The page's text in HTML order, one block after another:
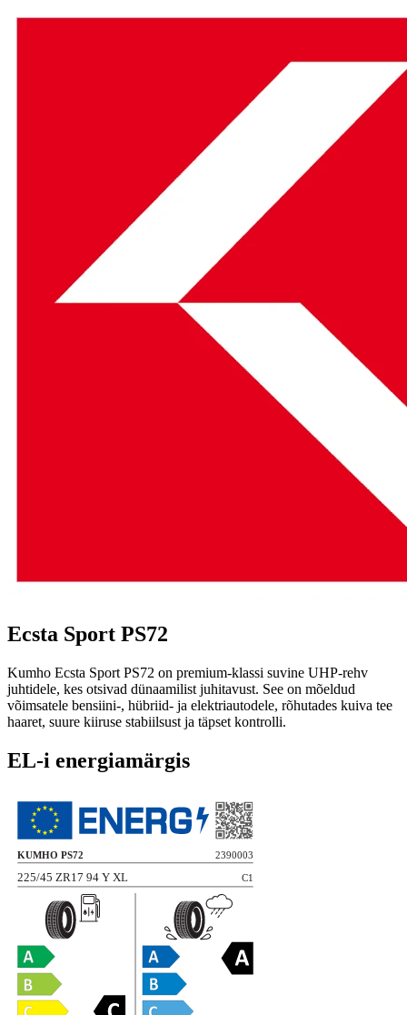
Ecsta Sport PS72
Kumho Ecsta Sport PS72 on premium-klassi suvine UHP-rehv
juhtidele, kes otsivad dünaamilist juhitavust. See on mõeldud
võimsatele bensiini-, hübriid- ja elektriautodele, rõhutades kuiva tee
haaret, suure kiiruse stabiilsust ja täpset kontrolli.
EL-i energiamärgis